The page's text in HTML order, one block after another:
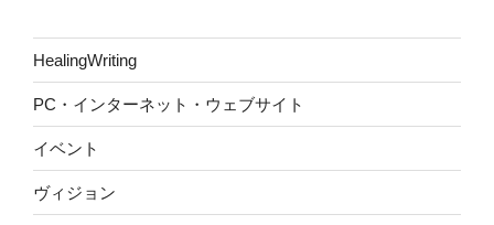
HealingWriting
PC・インターネット・ウェブサイト
イベント
ヴィジョン